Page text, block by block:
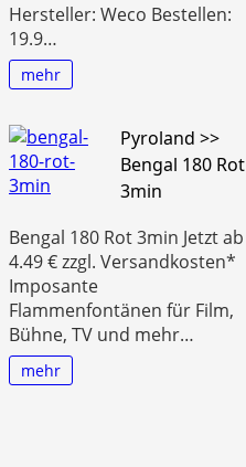
Hersteller: Weco Bestellen:
19.9…
mehr
Pyroland >>
Bengal 180 Rot
3min
Bengal 180 Rot 3min Jetzt ab
4.49 € zzgl. Versandkosten*
Imposante
Flammenfontänen für Film,
Bühne, TV und mehr…
mehr